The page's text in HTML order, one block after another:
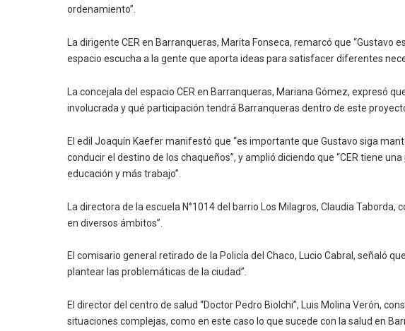
ordenamiento”.
La dirigente CER en Barranqueras, Marita Fonseca, remarcó que
espacio escucha a la gente que aporta ideas para satisfacer diferentes
La concejala del espacio CER en Barranqueras, Mariana Gómez, expresó
involucrada y qué participación tendrá Barranqueras dentro de este
El edil Joaquín Kaefer manifestó que “es importante que Gustavo siga
conducir el destino de los chaqueños”, y amplió diciendo que “CER tiene
educación y más trabajo”.
La directora de la escuela N°1014 del barrio Los Milagros, Claudia
en diversos ámbitos”.
El comisario general retirado de la Policía del Chaco, Lucio Cabral, señaló
plantear las problemáticas de la ciudad”.
El director del centro de salud “Doctor Pedro Biolchi”, Luis Molina Verón,
situaciones complejas, como en este caso lo que sucede con la salud en